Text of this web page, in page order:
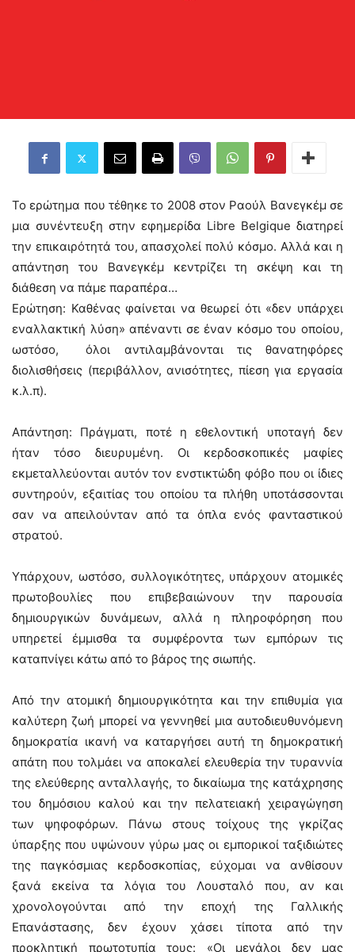
Το ερώτημα που τέθηκε το 2008 στον Ραούλ Βανεγκέμ σε
μια συνέντευξη στην εφημερίδα Libre Belgique διατηρεί
την επικαιρότητά του, απασχολεί πολύ κόσμο. Αλλά και η
απάντηση του Βανεγκέμ κεντρίζει τη σκέψη και τη
διάθεση να πάμε παραπέρα…
Ερώτηση: Καθένας φαίνεται να θεωρεί ότι «δεν υπάρχει
εναλλακτική λύση» απέναντι σε έναν κόσμο του οποίου,
ωστόσο, όλοι αντιλαμβάνονται τις θανατηφόρες
διολισθήσεις (περιβάλλον, ανισότητες, πίεση για εργασία
κ.λ.π).
Απάντηση: Πράγματι, ποτέ η εθελοντική υποταγή δεν
ήταν τόσο διευρυμένη. Οι κερδοσκοπικές μαφίες
εκμεταλλεύονται αυτόν τον ενστικτώδη φόβο που οι ίδιες
συντηρούν, εξαιτίας του οποίου τα πλήθη υποτάσσονται
σαν να απειλούνταν από τα όπλα ενός φανταστικού
στρατού.
Υπάρχουν, ωστόσο, συλλογικότητες, υπάρχουν ατομικές
πρωτοβουλίες που επιβεβαιώνουν την παρουσία
δημιουργικών δυνάμεων, αλλά η πληροφόρηση που
υπηρετεί έμμισθα τα συμφέροντα των εμπόρων τις
καταπνίγει κάτω από το βάρος της σιωπής.
Από την ατομική δημιουργικότητα και την επιθυμία για
καλύτερη ζωή μπορεί να γεννηθεί μια αυτοδιευθυνόμενη
δημοκρατία ικανή να καταργήσει αυτή τη δημοκρατική
απάτη που τολμάει να αποκαλεί ελευθερία την τυραννία
της ελεύθερης ανταλλαγής, το δικαίωμα της κατάχρησης
του δημόσιου καλού και την πελατειακή χειραγώγηση
των ψηφοφόρων. Πάνω στους τοίχους της γκρίζας
ύπαρξης που υψώνουν γύρω μας οι εμπορικοί ταξιδιώτες
της παγκόσμιας κερδοσκοπίας, εύχομαι να ανθίσουν
ξανά εκείνα τα λόγια του Λουσταλό που, αν και
χρονολογούνται από την εποχή της Γαλλικής
Επανάστασης, δεν έχουν χάσει τίποτα από την
προκλητική πρωτοτυπία τους: «Οι μεγάλοι δεν μας